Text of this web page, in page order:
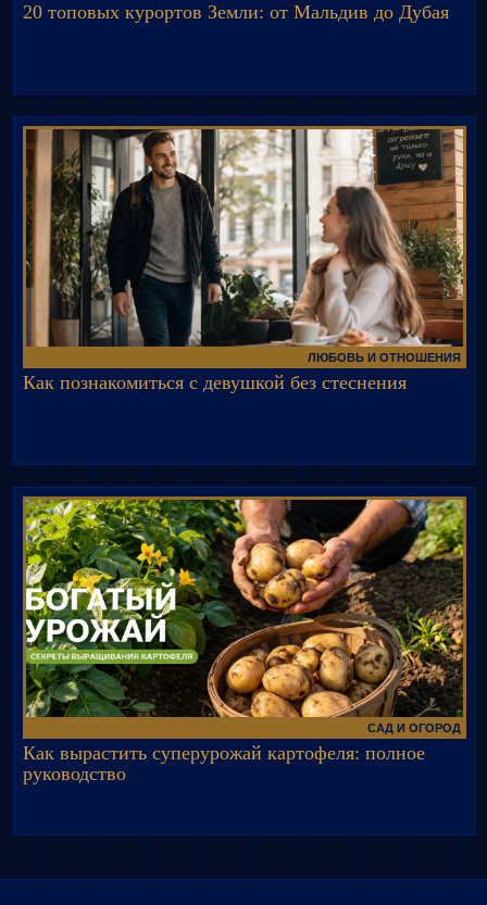
20 топовых курортов Земли: от Мальдив до Дубая
ЛЮБОВЬ И ОТНОШЕНИЯ
Как познакомиться с девушкой без стеснения
САД И ОГОРОД
Как вырастить суперурожай картофеля: полное
руководство